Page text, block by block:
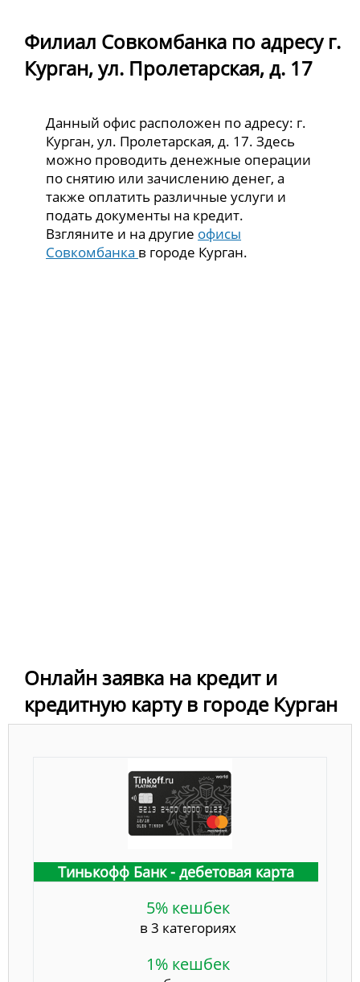
Филиал Совкомбанка по адресу г.
Курган, ул. Пролетарская, д. 17
Данный офис расположен по адресу: г.
Курган, ул. Пролетарская, д. 17. Здесь
можно проводить денежные операции
по снятию или зачислению денег, а
также оплатить различные услуги и
подать документы на кредит.
Взгляните и на другие офисы
Совкомбанка в городе Курган.
Онлайн заявка на кредит и
кредитную карту в городе Курган
Тинькофф Банк - дебетовая карта
5% кешбек
в 3 категориях
1% кешбек